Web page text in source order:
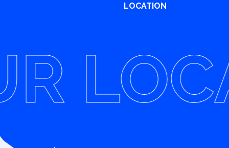
LOCATION